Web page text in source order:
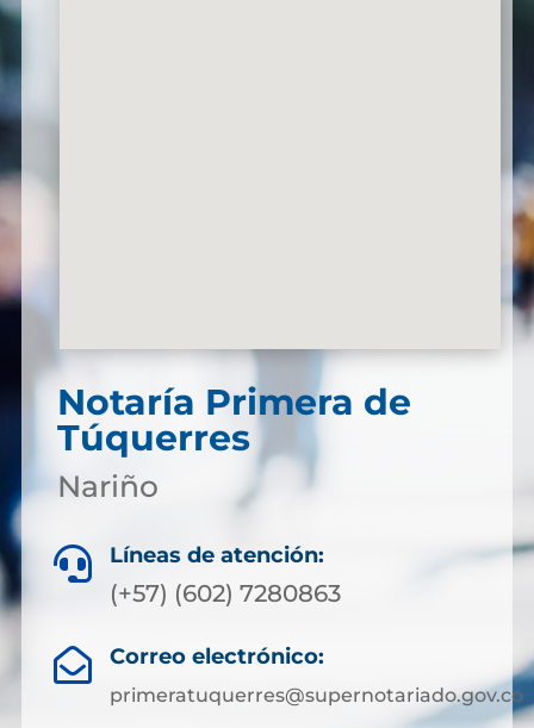
Notaría Primera de
Túquerres
Nariño
 Líneas de atención:
(+57) (602) 7280863
 Correo electrónico:
primeratuquerres@supernotariado.gov.co